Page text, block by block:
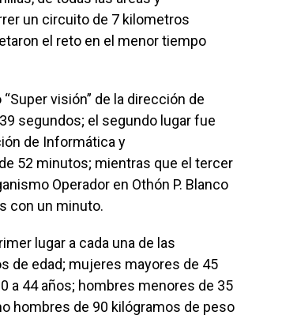
un circuito de 7 kilometros
el reto en el menor tiempo
visión” de la dirección de
segundos; el segundo lugar fue
de Informática y
52 minutos; mientras que el tercer
Operador en Othón P. Blanco
con un minuto.
lugar a cada una de las
de edad; mujeres mayores de 45
a 44 años; hombres menores de 35
hombres de 90 kilógramos de peso